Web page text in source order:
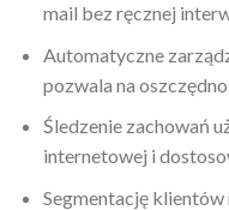
mail bez ręcznej
Automatyczne
pozwala na
Śledzenie zachowań
internetowej i
Segmentację klientów